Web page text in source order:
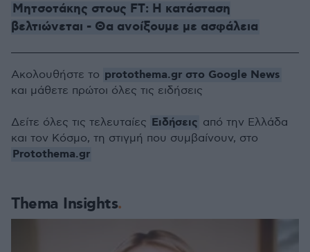
Μητσοτάκης στους FT: Η κατάσταση
βελτιώνεται - Θα ανοίξουμε με ασφάλεια
Thema Insights
Ακολουθήστε το protothema.gr στο Google News
και μάθετε πρώτοι όλες τις ειδήσεις
Δείτε όλες τις τελευταίες Ειδήσεις από την Ελλάδα
και τον Κόσμο, τη στιγμή που συμβαίνουν, στο
Protothema.gr